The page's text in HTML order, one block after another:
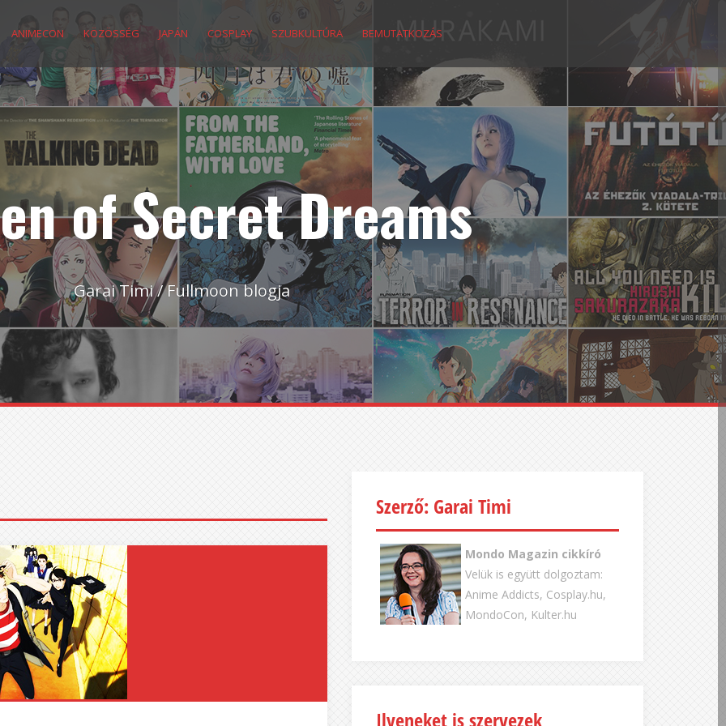
ANIMECON KÖZÖSSÉG JAPÁN COSPLAY SZUBKULTÚRA BEMUTATKOZÁS
of Secret Dreams
Garai Timi / Fullmoon blogja
Szerző: Garai Timi
Mondo Magazin cikkíró
Velük is együtt dolgoztam:
Anime Addicts, Cosplay.hu,
MondoCon, Kulter.hu
Ilyeneket is szervezek